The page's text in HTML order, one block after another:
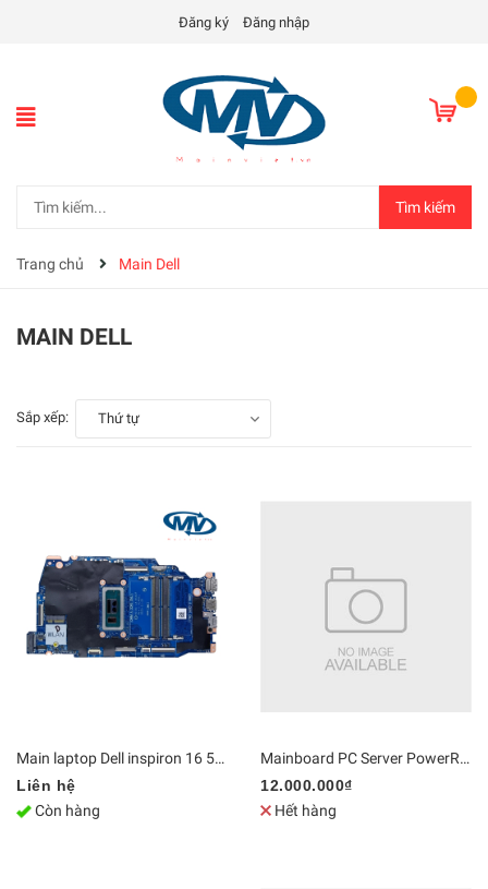
Đăng ký Đăng nhập
Tìm kiếm
Trang chủ Main Dell
MAIN DELL
Sắp xếp: Thứ tự
Main laptop Dell inspiron 16 5640 Core 7 150U LA-N562P / LA-N563P | DDR5 Bo mạch chủ Zin [Chính Hãng]
Liên hệ
Còn hàng
Mainboard PC Server PowerRdge T440 hỗ trợ CPU kép LGA3647, 16 khe cắm RAM | DDR4 Bo mạch chủ Zin [Chính Hãng]
12.000.000₫
Hết hàng